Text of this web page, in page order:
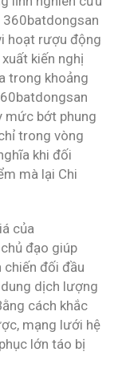
360batdongsan
hoạt rượu động
kiến nghị
trong khoảng
mức bớt phung
trong vòng
khi đối
mà lại Chi
của
đạo giúp
chiến đối đầu
dịch lượng
cách khắc
mạng lưới hệ
lớn táo bị